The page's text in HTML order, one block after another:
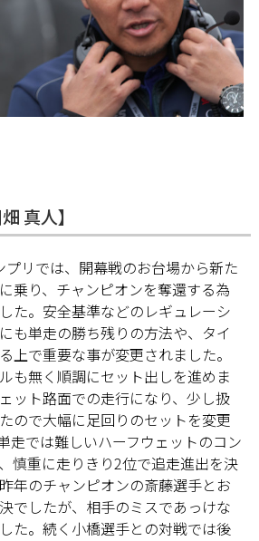
真人】
リでは、開幕戦のお台場から新た
乗り、チャンピオンを奪還する為
た。安全基準などのレギュレーシ
も単走の勝ち残りの方法や、タイ
上で重要な事が変更されました。
も無く順調にセット出しを進めま
ット路面での走行になり、少し扱
ので大幅に足回りのセットを変更
走では難しいハーフウェットのコン
慎重に走りきり2位で追走進出を決
年のチャンピオンの斎藤選手とお
でしたが、相手のミスであっけな
た。続く小橋選手との対戦では後